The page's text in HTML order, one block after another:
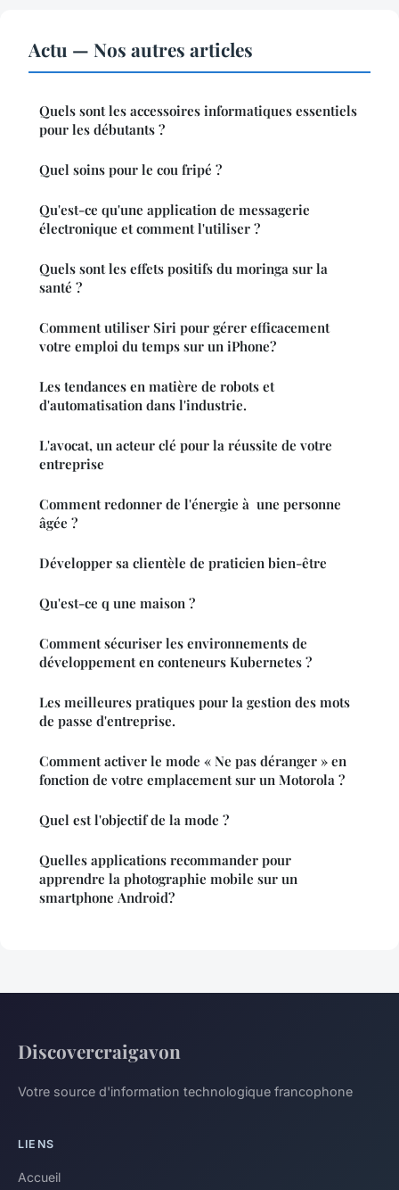
Actu — Nos autres articles
Quels sont les accessoires informatiques essentiels
pour les débutants ?
Quel soins pour le cou fripé ?
Qu'est-ce qu'une application de messagerie
électronique et comment l'utiliser ?
Quels sont les effets positifs du moringa sur la
santé ?
Comment utiliser Siri pour gérer efficacement
votre emploi du temps sur un iPhone?
Les tendances en matière de robots et
d'automatisation dans l'industrie.
L'avocat, un acteur clé pour la réussite de votre
entreprise
Comment redonner de l'énergie à une personne
âgée ?
Développer sa clientèle de praticien bien-être
Qu'est-ce q une maison ?
Comment sécuriser les environnements de
développement en conteneurs Kubernetes ?
Les meilleures pratiques pour la gestion des mots
de passe d'entreprise.
Comment activer le mode « Ne pas déranger » en
fonction de votre emplacement sur un Motorola ?
Quel est l'objectif de la mode ?
Quelles applications recommander pour
apprendre la photographie mobile sur un
smartphone Android?
Discovercraigavon
Votre source d'information technologique francophone
LIENS
Accueil